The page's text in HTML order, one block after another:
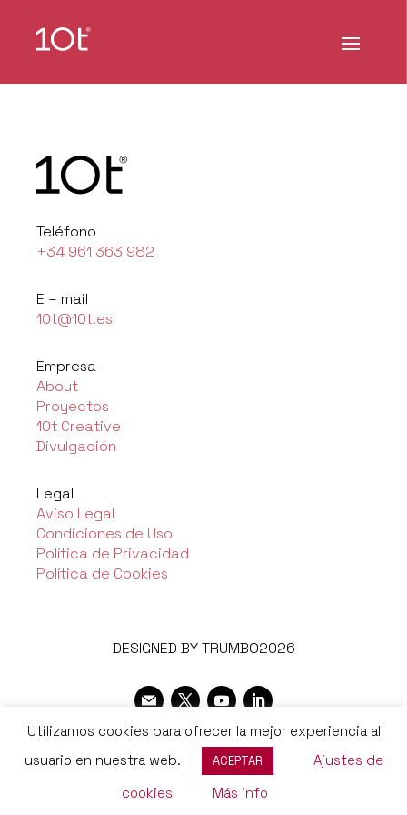
Teléfono
+34 961 363 982
E – mail
10t@10t.es
Empresa
About
Proyectos
10t Creative
Divulgación
Legal
Aviso Legal
Condiciones de Uso
Política de Privacidad
Política de Cookies
DESIGNED BY TRUMBO2026
Utilizamos cookies para ofrecer la mejor experiencia al
usuario en nuestra web.
ACEPTAR
Ajustes de
cookies
Más info